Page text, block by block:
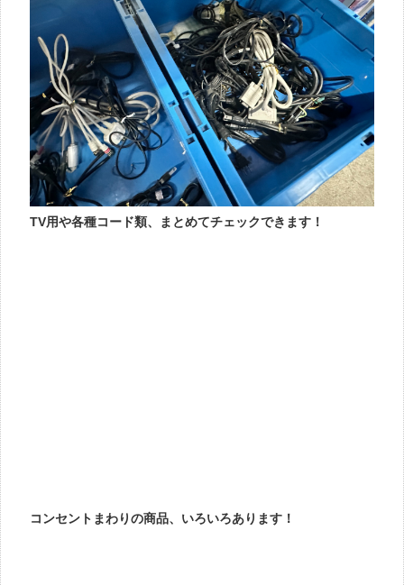
TV用や各種コード類、まとめてチェックできます！
コンセントまわりの商品、いろいろあります！